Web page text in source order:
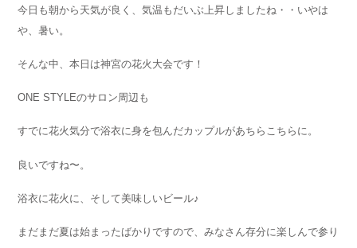
今日も朝から天気が良く、気温もだいぶ上昇しましたね・・いやは
や、暑い。
そんな中、本日は神宮の花火大会です！
ONE STYLEのサロン周辺も
すでに花火気分で浴衣に身を包んだカップルがあちらこちらに。
良いですね〜。
浴衣に花火に、そして美味しいビール♪
まだまだ夏は始まったばかりですので、みなさん存分に楽しんで参り